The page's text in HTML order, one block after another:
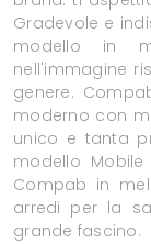
Gradevole e
modello in
nell'immagine
genere.
moderno con
unico e tanta
modello
Compab in
arredi per la
grande fascino.